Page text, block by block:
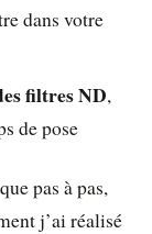
dans votre
filtres ND,
de pose
pas à pas,
j’ai réalisé